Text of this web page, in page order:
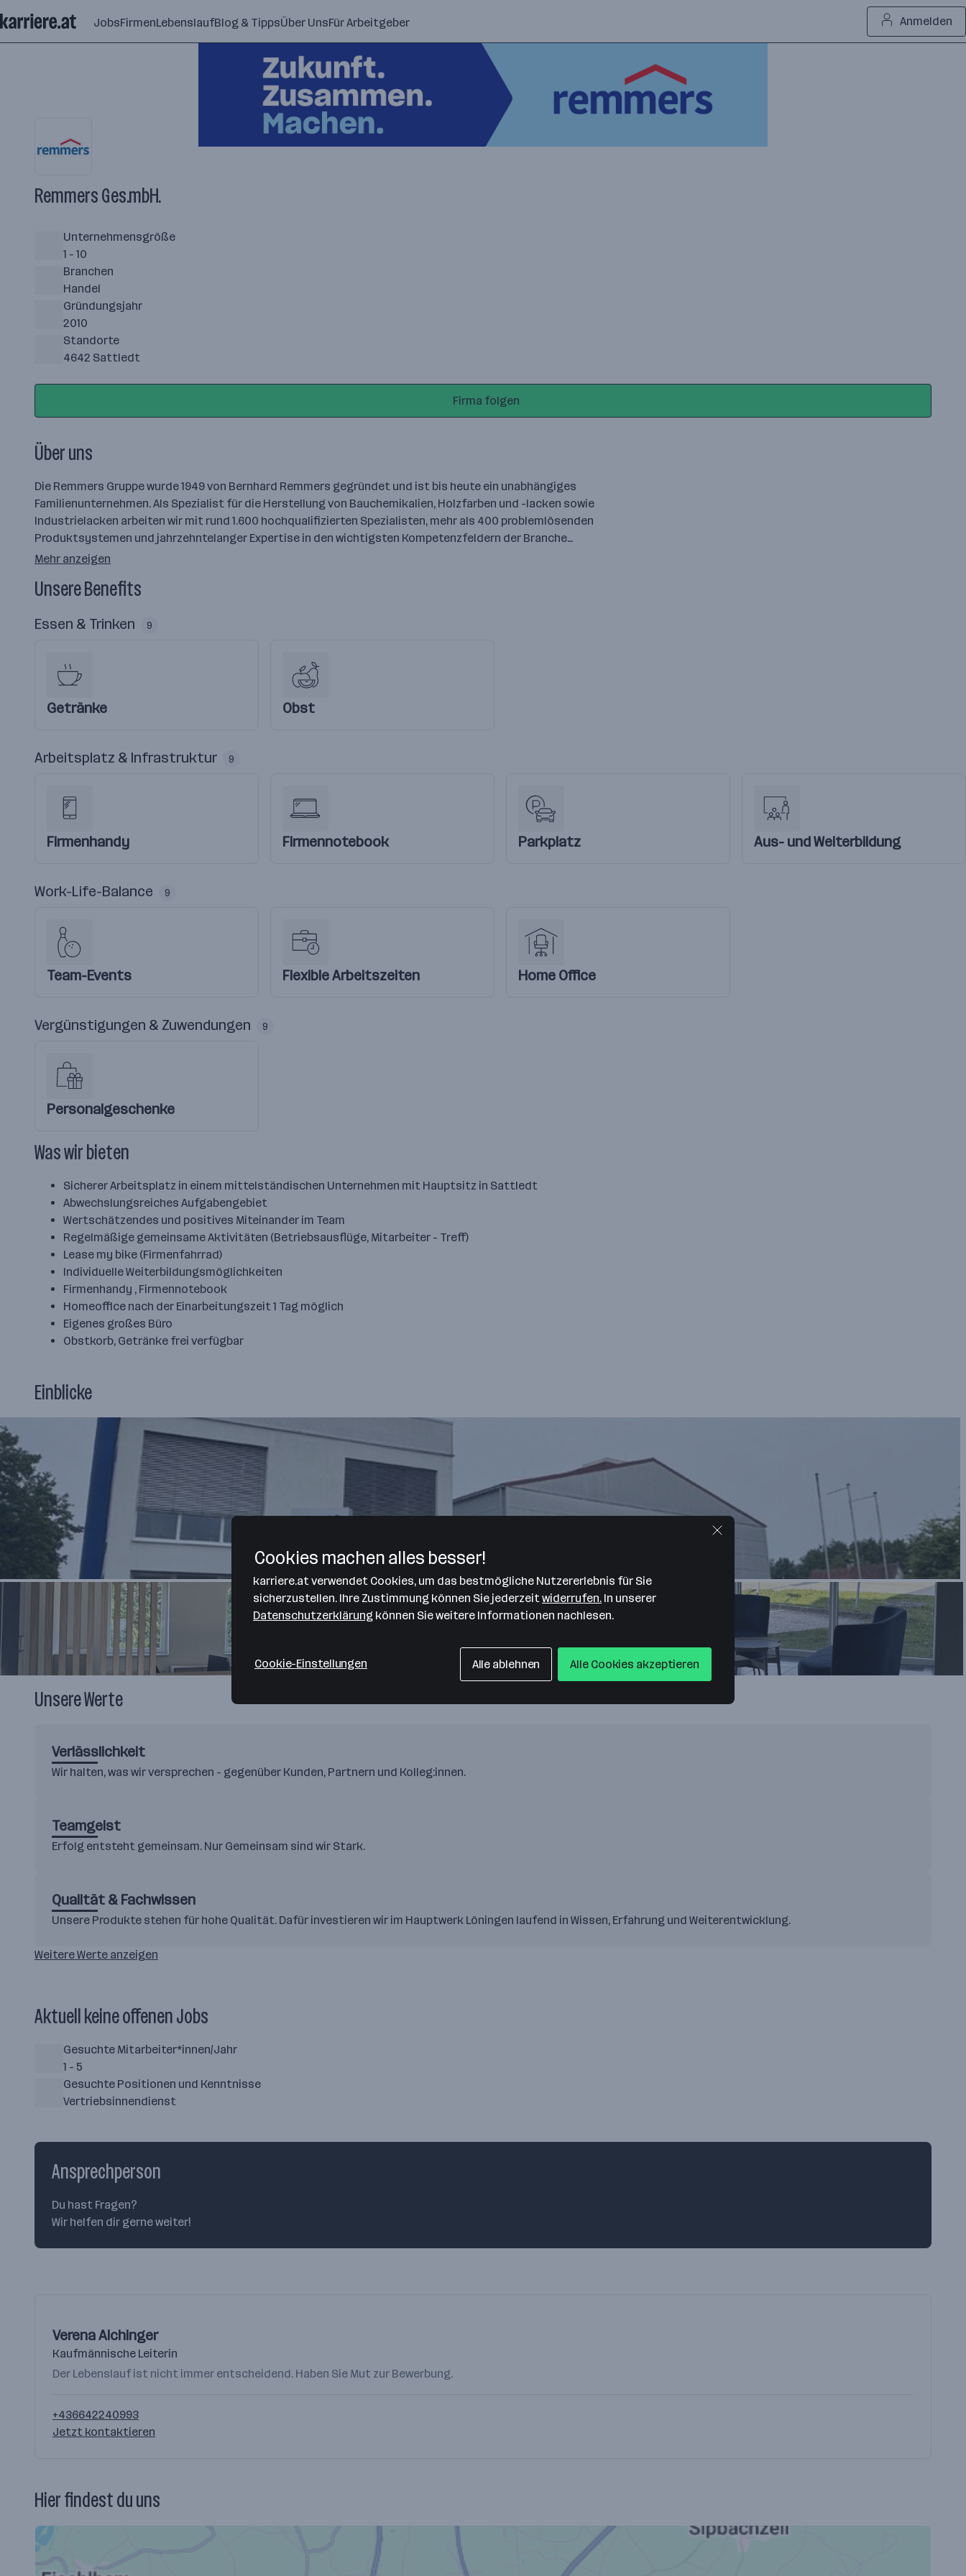
Seiteninhalt
springen
JobsFirmenLebenslaufBlog & TippsÜber UnsFür Arbeitgeber Anmelden
Remmers Ges.mbH.
Unternehmensgröße
1 - 10
Branchen
Handel
Gründungsjahr
2010
Standorte
4642 Sattledt
Firma folgen
Über uns
Die Remmers Gruppe wurde 1949 von Bernhard Remmers gegründet und ist bis heute ein unabhängiges
Familienunternehmen. Als Spezialist für die Herstellung von Bauchemikalien, Holzfarben und -lacken sowie
Industrielacken arbeiten wir mit rund 1.600 hochqualifizierten Spezialisten, mehr als 400 problemlösenden
Produktsystemen und jahrzehntelanger Expertise in den wichtigsten Kompetenzfeldern der Branche…
Mehr anzeigen
Unsere Benefits
Essen & Trinken 9
Getränke Obst
Arbeitsplatz & Infrastruktur 9
Firmenhandy Firmennotebook Parkplatz Aus- und Weiterbildung
Work-Life-Balance 9
Team-Events Flexible Arbeitszeiten Home Office
Vergünstigungen & Zuwendungen 9
Personalgeschenke
Was wir bieten
Sicherer Arbeitsplatz in einem mittelständischen Unternehmen mit Hauptsitz in Sattledt
Abwechslungsreiches Aufgabengebiet
Wertschätzendes und positives Miteinander im Team
Regelmäßige gemeinsame Aktivitäten (Betriebsausflüge, Mitarbeiter - Treff)
Lease my bike (Firmenfahrrad)
Individuelle Weiterbildungsmöglichkeiten
Firmenhandy , Firmennotebook
Homeoffice nach der Einarbeitungszeit 1 Tag möglich
Eigenes großes Büro
Obstkorb, Getränke frei verfügbar
Einblicke
Unsere Werte
Verlässlichkeit
Wir halten, was wir versprechen - gegenüber Kunden, Partnern und Kolleg:innen.
Teamgeist
Erfolg entsteht gemeinsam. Nur Gemeinsam sind wir Stark.
Qualität & Fachwissen
Unsere Produkte stehen für hohe Qualität. Dafür investieren wir im Hauptwerk Löningen laufend in Wissen, Erfahrung und Weiterentwicklung.
Weitere Werte anzeigen
Aktuell keine offenen Jobs
Gesuchte Mitarbeiter*innen/Jahr
1 - 5
Gesuchte Positionen und Kenntnisse
Vertriebsinnendienst
Ansprechperson
Du hast Fragen?
Wir helfen dir gerne weiter!
Verena Aichinger
Kaufmännische Leiterin
Der Lebenslauf ist nicht immer entscheidend. Haben Sie Mut zur Bewerbung.
+436642240993
Jetzt kontaktieren
Hier findest du uns
Cookies machen alles besser!
karriere.at verwendet Cookies, um das bestmögliche Nutzererlebnis für Sie
sicherzustellen. Ihre Zustimmung können Sie jederzeitwiderrufen. In unserer
Datenschutzerklärung können Sie weitere Informationen nachlesen.
Cookie-Einstellungen Alle ablehnen Alle Cookies akzeptieren